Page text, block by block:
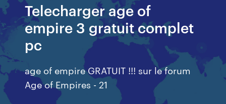
Telecharger age of
empire 3 gratuit complet
pc
age of empire GRATUIT !!! sur le forum
Age of Empires - 21